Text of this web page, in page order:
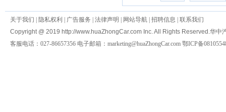
关于我们 隐私权利 广告服务 法律声明 网站导航 招聘信息
联系我们
Copyright @ 2019 http://www.huaZhongCar.com Inc. All Rights Reserved.华中
客服电话：027-86657356 电子邮箱：marketing@huaZhongCar.com 鄂ICP备